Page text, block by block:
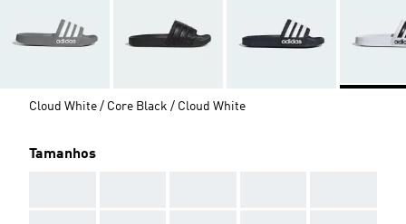
Cloud White / Core Black / Cloud White
Tamanhos